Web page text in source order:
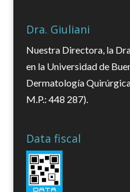
Dra. Giuliani
Nuestra Directora, la
en la Universidad de
Dermatología
M.P.: 448 287).
Data fiscal